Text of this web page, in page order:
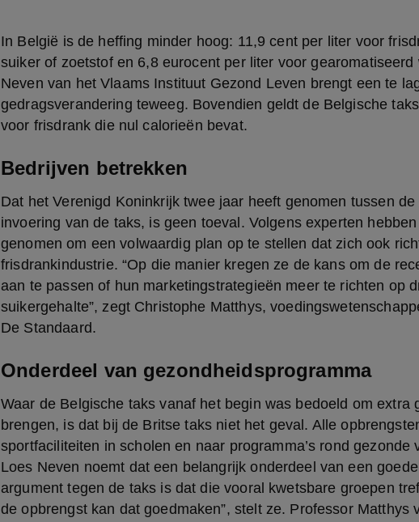
In België is de heffing minder hoog: 11,9 cent per liter voor
suiker of zoetstof en 6,8 eurocent per liter voor gearomatiseerd
Neven van het Vlaams Instituut Gezond Leven brengt een te
gedragsverandering teweeg. Bovendien geldt de Belgische
voor frisdrank die nul calorieën bevat.
Bedrijven betrekken
Dat het Verenigd Koninkrijk twee jaar heeft genomen tussen
invoering van de taks, is geen toeval. Volgens experten
genomen om een volwaardig plan op te stellen dat zich ook
frisdrankindustrie. “Op die manier kregen ze de kans om de
aan te passen of hun marketingstrategieën meer te richten op
suikergehalte”, zegt Christophe Matthys,
De Standaard.
Onderdeel van gezondheidsprogramma
Waar de Belgische taks vanaf het begin was bedoeld om extra
brengen, is dat bij de Britse taks niet het geval. Alle
sportfaciliteiten in scholen en naar programma’s rond gezonde
Loes Neven noemt dat een belangrijk onderdeel van een
argument tegen de taks is dat die vooral kwetsbare groepen
de opbrengst kan dat goedmaken”, stelt ze. Professor Matthys